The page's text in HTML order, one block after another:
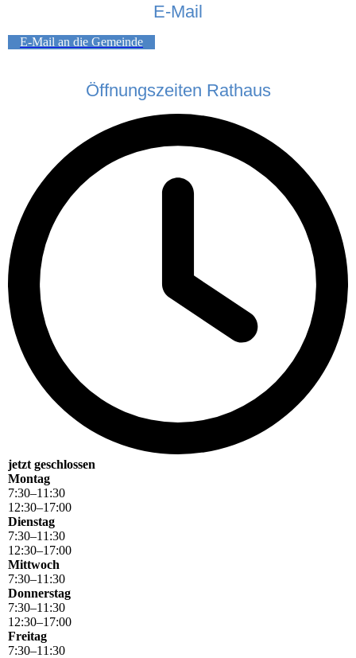
E-Mail
E-Mail an die Gemeinde
Öffnungszeiten Rathaus
jetzt geschlossen
Montag
7:30–11 :30
12:30–17:00
Dienstag
7:30–11 :30
12:30–17:00
Mittwoch
7:30–11 :30
Donnerstag
7:30–11 :30
12:30–17:00
Freitag
7:30–11 :30